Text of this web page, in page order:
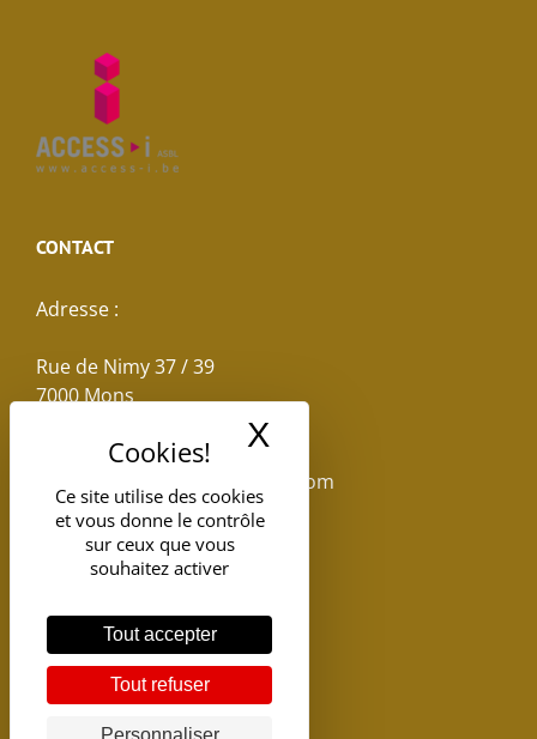
Ce site utilise des cookies
et vous donne le contrôle
sur ceux que vous
souhaitez activer
Tout accepter
Tout refuser
Personnaliser
X
CONTACT
Adresse :
Rue de Nimy 37 / 39
7000 Mons
reservations.losseau@gmail.com
Tel: +32(0)65.398.880